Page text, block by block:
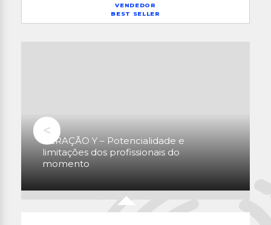
VENDEDOR
BEST SELLER
GERAÇÃO Y – Potencialidade e
limitações dos profissionais do
momento